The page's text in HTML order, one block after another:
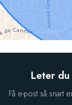
Leter
Få e-post så snart